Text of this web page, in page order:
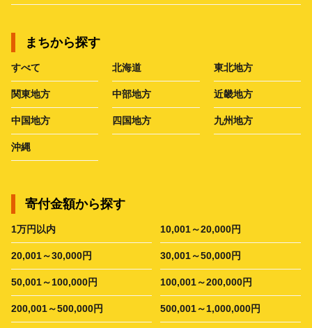
まちから探す
すべて 北海道 東北地方
関東地方 中部地方 近畿地方
中国地方 四国地方 九州地方
沖縄
寄付金額から探す
1万円以内 10,001～20,000円
20,001～30,000円 30,001～50,000円
50,001～100,000円 100,001～200,000円
200,001～500,000円 500,001～1,000,000円